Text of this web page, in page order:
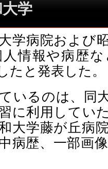
学
学病院および
人情報や病歴
たと発表した。
いるのは、同
に利用してい
大学藤が丘病
病歴、一部画